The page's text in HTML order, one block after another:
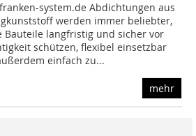
system.de Abdichtungen aus
werden immer beliebter,
Bauteile langfristig und sicher vor
schützen, flexibel einsetzbar
einfach zu...
mehr